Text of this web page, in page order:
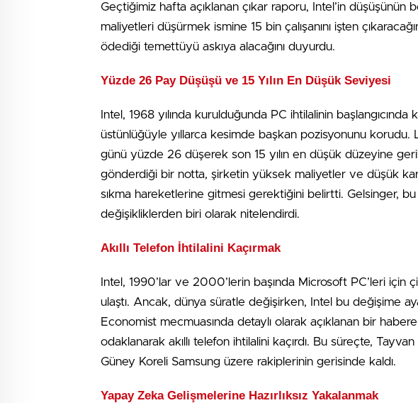
Geçtiğimiz hafta açıklanan çıkar raporu, Intel’in düşüşünün
maliyetleri düşürmek ismine 15 bin çalışanını işten
ödediği temettüyü askıya alacağını duyurdu.
Yüzde 26 Pay Düşüşü ve 15 Yılın En Düşük Seviyesi
Intel, 1968 yılında kurulduğunda PC ihtilalinin
üstünlüğüyle yıllarca kesimde başkan pozisyonunu korudu.
günü yüzde 26 düşerek son 15 yılın en düşük düzeyine
gönderdiği bir notta, şirketin yüksek maliyetler ve düşük
sıkma hareketlerine gitmesi gerektiğini belirtti. Gelsinger,
değişikliklerden biri olarak nitelendirdi.
Akıllı Telefon İhtilalini Kaçırmak
Intel, 1990’lar ve 2000’lerin başında Microsoft PC’leri için
ulaştı. Ancak, dünya süratle değişirken, Intel bu değişime
Economist mecmuasında detaylı olarak açıklanan bir
odaklanarak akıllı telefon ihtilalini kaçırdı. Bu süreçte,
Güney Koreli Samsung üzere rakiplerinin gerisinde kaldı.
Yapay Zeka Gelişmelerine Hazırlıksız Yakalanmak